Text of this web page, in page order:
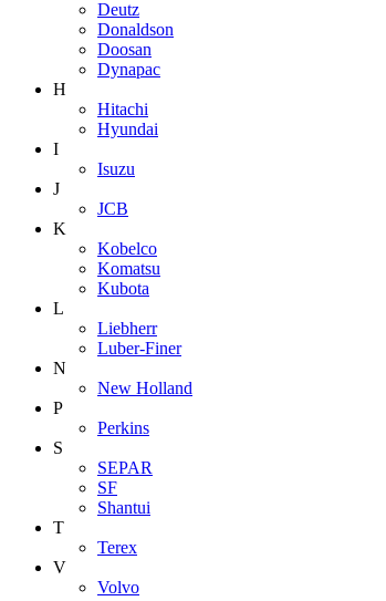
Deutz
Donaldson
Doosan
Dynapac
H
Hitachi
Hyundai
I
Isuzu
J
JCB
K
Kobelco
Komatsu
Kubota
L
Liebherr
Luber-Finer
N
New Holland
P
Perkins
S
SEPAR
SF
Shantui
T
Terex
V
Volvo